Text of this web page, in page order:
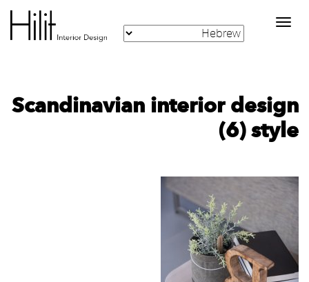
Toggle
navigation
‪Scandinavian interior design
style‬‏ (6)